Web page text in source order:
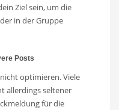
Ziel sein, um die
in der Gruppe
Posts
optimieren. Viele
allerdings seltener
für die